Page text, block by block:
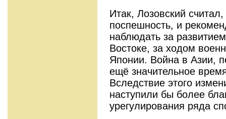
Итак, Лозовский
поспешность, и
наблюдать за
Востоке, за ходом
Японии. Война в Азии,
ещё значительное
Вследствие этого
наступили бы более
урегулирования ряда